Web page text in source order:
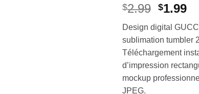
$2.99 Original
was:
$2.99.
$1.99
Design digital
sublimation tumbler
Téléchargement
d’impression
mockup
JPEG.